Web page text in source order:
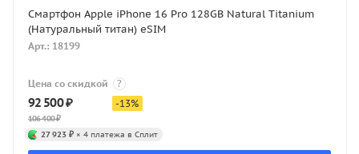
Смартфон Apple iPhone 16 Pro 128GB Natural Titanium
(Натуральный титан) eSIM
Арт.: 18199
Цена со скидкой ?
92 500₽
106 400₽
-13%
27 923 ₽ × 4 платежа в Сплит